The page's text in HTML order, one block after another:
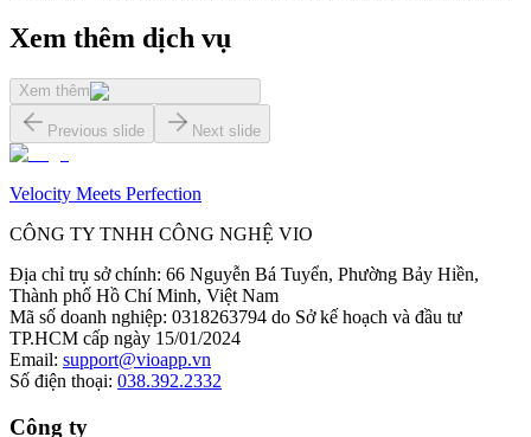
Xem thêm dịch vụ
Xem thêm
Previous slide Next slide
Velocity Meets Perfection
CÔNG TY TNHH CÔNG NGHỆ VIO
Địa chỉ trụ sở chính: 66 Nguyễn Bá Tuyển, Phường Bảy Hiền,
Thành phố Hồ Chí Minh, Việt Nam
Mã số doanh nghiệp: 0318263794 do Sở kế hoạch và đầu tư
TP.HCM cấp ngày 15/01/2024
Email: support@vioapp.vn
Số điện thoại: 038.392.2332
Công ty